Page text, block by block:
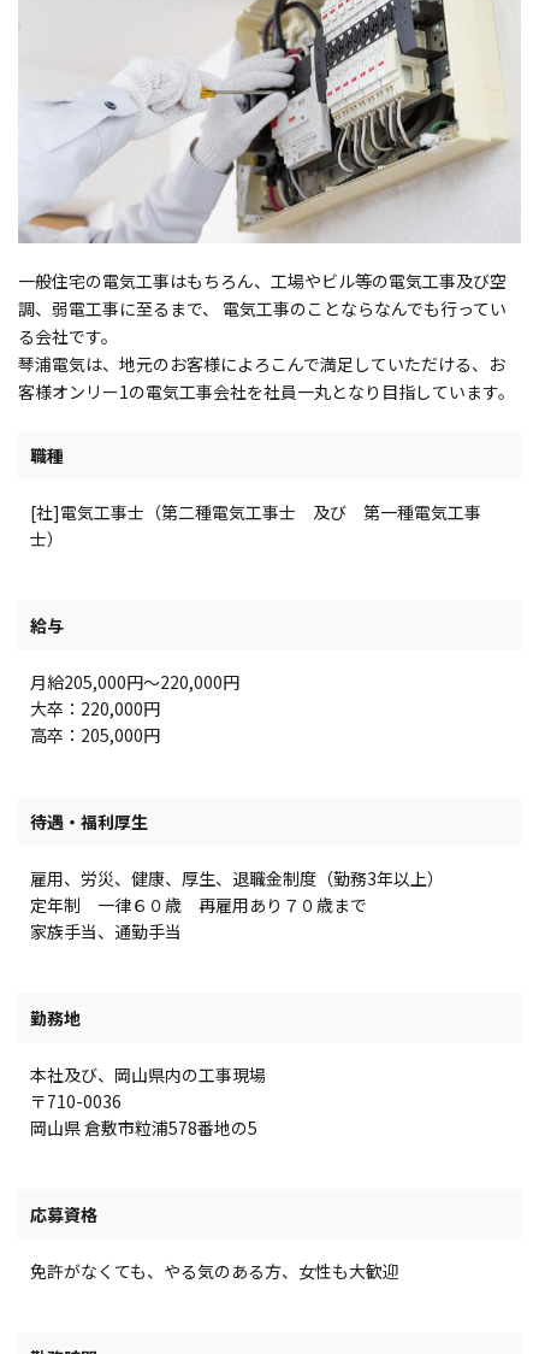
一般住宅の電気工事はもちろん、工場やビル等の電気工事及び空
調、弱電工事に至るまで、 電気工事のことならなんでも行ってい
る会社です。
琴浦電気は、地元のお客様によろこんで満足していただける、お
客様オンリー1の電気工事会社を社員一丸となり目指しています。
職種
[社]電気工事士（第二種電気工事士 及び 第一種電気工事
士）
給与
月給205,000円〜220,000円
大卒：220,000円
高卒：205,000円
待遇・福利厚生
雇用、労災、健康、厚生、退職金制度（勤務3年以上）
定年制 一律６０歳 再雇用あり７０歳まで
家族手当、通勤手当
勤務地
本社及び、岡山県内の工事現場
〒710-0036
岡山県 倉敷市粒浦578番地の5
応募資格
免許がなくても、やる気のある方、女性も大歓迎